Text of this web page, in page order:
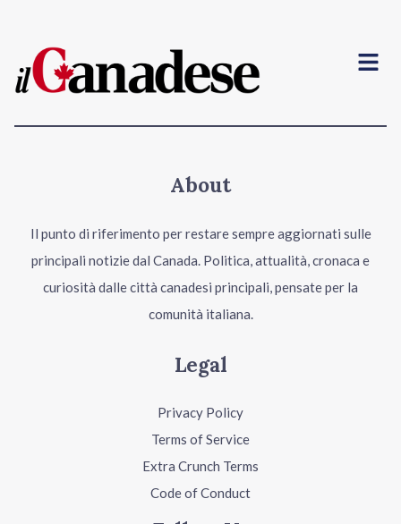
Menu
About
Il punto di riferimento per restare sempre aggiornati sulle
principali notizie dal Canada. Politica, attualità, cronaca e
curiosità dalle città canadesi principali, pensate per la
comunità italiana.
Legal
Privacy Policy
Terms of Service
Extra Crunch Terms
Code of Conduct